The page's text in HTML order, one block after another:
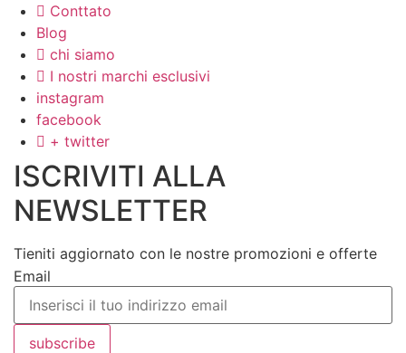
Conttato
Blog
chi siamo
I nostri marchi esclusivi
instagram
facebook
+ twitter
ISCRIVITI ALLA
NEWSLETTER
Tieniti aggiornato con le nostre promozioni e offerte
Email
subscribe